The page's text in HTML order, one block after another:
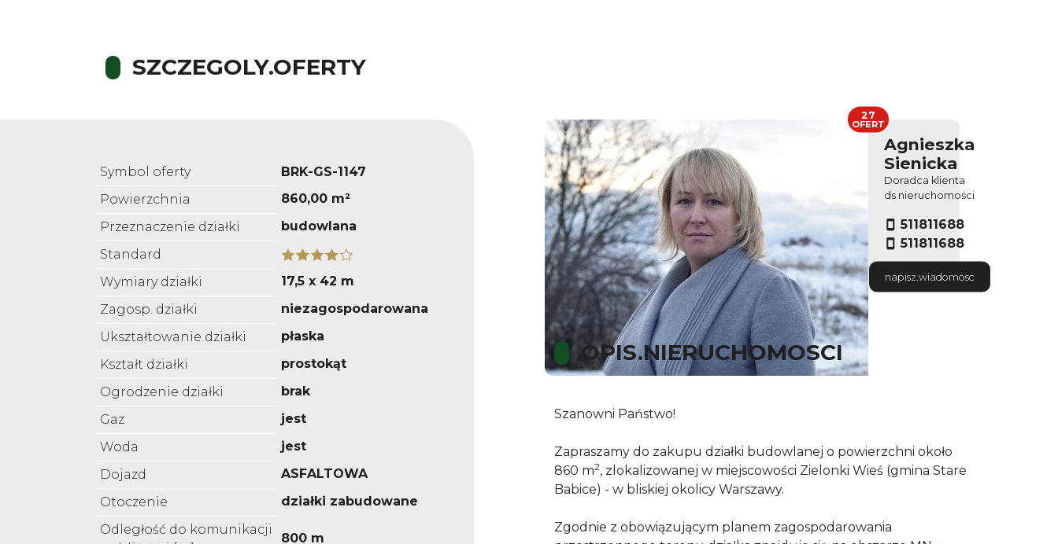
SZCZEGOLY.OFERTY
Symbol oferty
BRK-GS-1147
Powierzchnia
860,00 m²
Przeznaczenie działki
budowlana
Standard
Wymiary działki
17,5 x 42 m
Zagosp. działki
niezagospodarowana
Ukształtowanie działki
płaska
Kształt działki
prostokąt
Ogrodzenie działki
brak
Gaz
jest
Woda
jest
Dojazd
ASFALTOWA
Otoczenie
działki zabudowane
Odległość do komunikacji
800 m
Agnieszka
Sienicka
Doradca klienta
ds nieruchomości
511811688
511811688
napisz.wiadomosc
27
OFERT
OPIS.NIERUCHOMOSCI
Szanowni Państwo!
Zapraszamy do zakupu działki budowlanej o powierzchni około
860 m2, zlokalizowanej w miejscowości Zielonki Wieś (gmina Stare
Babice) - w bliskiej okolicy Warszawy.
Zgodnie z obowiązującym planem zagospodarowania